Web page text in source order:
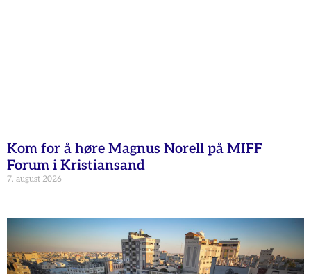
Kom for å høre Magnus Norell på MIFF
Forum i Kristiansand
7. august 2026